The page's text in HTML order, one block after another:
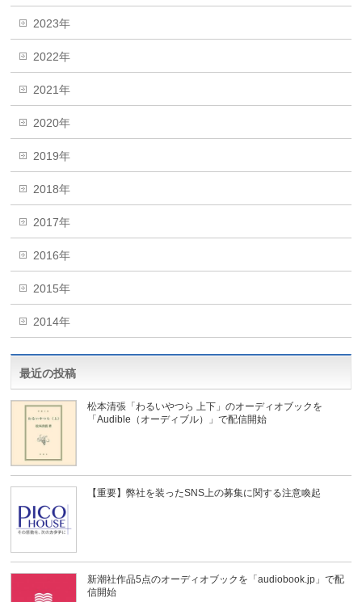
2023年
2022年
2021年
2020年
2019年
2018年
2017年
2016年
2015年
2014年
最近の投稿
松本清張「わるいやつら 上下」のオーディオブックを
「Audible（オーディブル）」で配信開始
【重要】弊社を装ったSNS上の募集に関する注意喚起
新潮社作品5点のオーディオブックを「audiobook.jp」で配
信開始